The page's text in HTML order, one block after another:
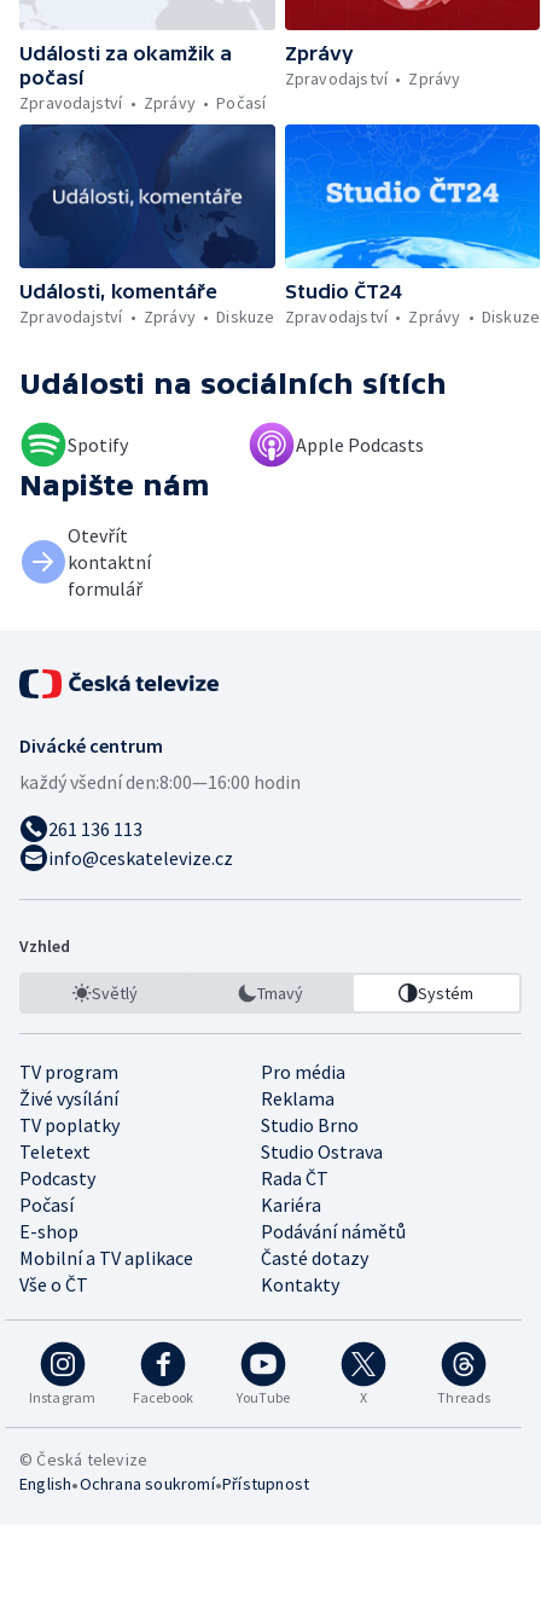
darovat peníze ušetřené za rekultivaci —
Wales nepodpoří Infantina do vedení FIFA —
Rozkol turecké opozice — Dokončená
rekonstrukce křižovatky Mileta — Problémy
se zřizováním dětských skupin — První
člověk, který přeplaval Baltské moře —
Práce v zemědělství během vysokých
teplot — Tvůrčí přestávka Ariany Grande —
Přemnožení krokodýlů na Borneu — Český
hlas ve vesmíru
Události za okamžik a
počasí
Zpravodajství
Zprávy Počasí
Zprávy
Zpravodajství
Zprávy
Události, komentáře
Zpravodajství
Zprávy Diskuze
Studio ČT24
Zpravodajství
Zprávy Diskuze
Události na sociálních sítích
Spotify Apple Podcasts
Napište nám
Otevřít
kontaktní
formulář
Divácké centrum
každý všední den:8:00—16:00 hodin
261 136 113
info@ceskatelevize.cz
Vzhled
Světlý Tmavý Systém
TV program
Pro média
Živé vysílání
Reklama
TV poplatky
Studio Brno
Teletext
Studio Ostrava
Podcasty
Rada ČT
Počasí
Kariéra
E-shop
Podávání námětů
Mobilní a TV aplikace
Časté dotazy
Vše o ČT
Kontakty
Instagram Facebook YouTube X Threads
© Česká televize
English•Ochrana soukromí•Přístupnost